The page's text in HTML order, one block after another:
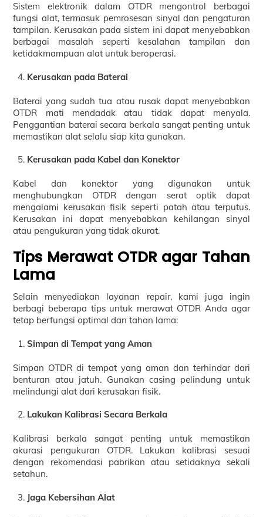
Sistem elektronik dalam OTDR mengontrol berbagai
fungsi alat, termasuk pemrosesan sinyal dan pengaturan
tampilan. Kerusakan pada sistem ini dapat menyebabkan
berbagai masalah seperti kesalahan tampilan dan
ketidakmampuan alat untuk beroperasi.
Kerusakan pada Baterai
Baterai yang sudah tua atau rusak dapat menyebabkan
OTDR mati mendadak atau tidak dapat menyala.
Penggantian baterai secara berkala sangat penting untuk
memastikan alat selalu siap kita gunakan.
Kerusakan pada Kabel dan Konektor
Kabel dan konektor yang digunakan untuk
menghubungkan OTDR dengan serat optik dapat
mengalami kerusakan fisik seperti patah atau terputus.
Kerusakan ini dapat menyebabkan kehilangan sinyal
atau pengukuran yang tidak akurat.
Tips Merawat OTDR agar Tahan
Lama
Selain menyediakan layanan repair, kami juga ingin
berbagi beberapa tips untuk merawat OTDR Anda agar
tetap berfungsi optimal dan tahan lama:
Simpan di Tempat yang Aman
Simpan OTDR di tempat yang aman dan terhindar dari
benturan atau jatuh. Gunakan casing pelindung untuk
melindungi alat dari kerusakan fisik.
Lakukan Kalibrasi Secara Berkala
Kalibrasi berkala sangat penting untuk memastikan
akurasi pengukuran OTDR. Lakukan kalibrasi sesuai
dengan rekomendasi pabrikan atau setidaknya sekali
setahun.
Jaga Kebersihan Alat